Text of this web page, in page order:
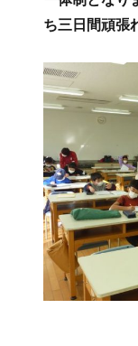
ち三日間頑張